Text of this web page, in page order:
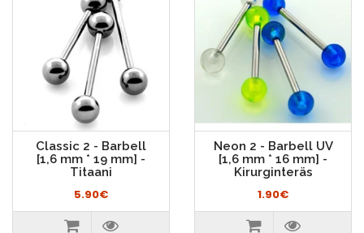
Classic 2 - Barbell
[1,6 mm * 19 mm] -
Titaani
5.90€
Neon 2 - Barbell UV
[1,6 mm * 16 mm] -
Kirurginteräs
1.90€